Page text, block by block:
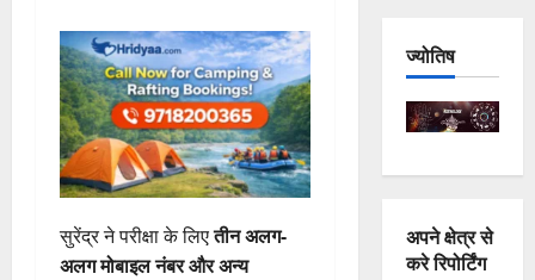
सुरेंद्र ने परीक्षा के लिएतीन अलग-
अलग मोबाइल नंबर और अन्य
ज्योतिष
अपने क्षेत्र से
करे रिपोर्टिंग